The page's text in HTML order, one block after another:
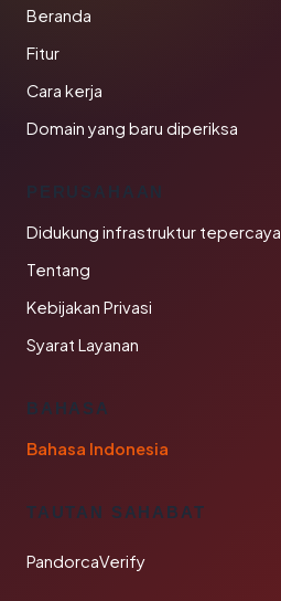
Beranda
Fitur
Cara kerja
Domain yang baru diperiksa
PERUSAHAAN
Didukung infrastruktur tepercaya
Tentang
Kebijakan Privasi
Syarat Layanan
BAHASA
Bahasa Indonesia
TAUTAN SAHABAT
PandorcaVerify